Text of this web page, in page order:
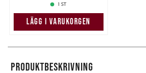
1 ST
LÄGG I VARUKORGEN
PRODUKTBESKRIVNING